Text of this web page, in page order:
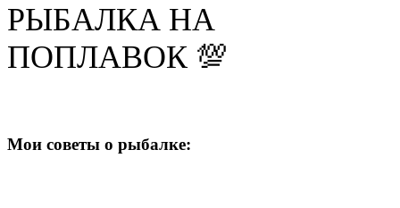
РЫБАЛКА НА
ПОПЛАВОК 💯
Мои советы о рыбалке: